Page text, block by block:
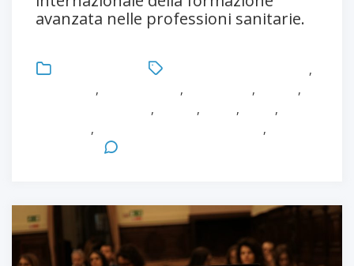
avanzata nelle professioni sanitarie.
,
, , ,
,
, , ,
,
,
,